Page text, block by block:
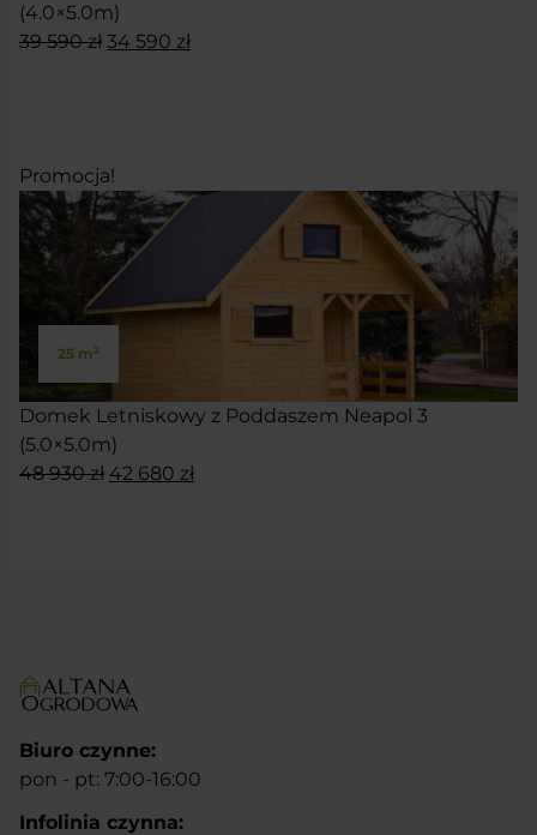
(4.0×5.0m)
39 590zł Pierwotna
34 590 złAktualna
Promocja!
25 m2
Domek Letniskowy z Poddaszem Neapol 3
(5.0×5.0m)
48 930zł Pierwotna
42 680 złAktualna
Biuro czynne:
pon - pt: 7:00-16:00
Infolinia czynna: